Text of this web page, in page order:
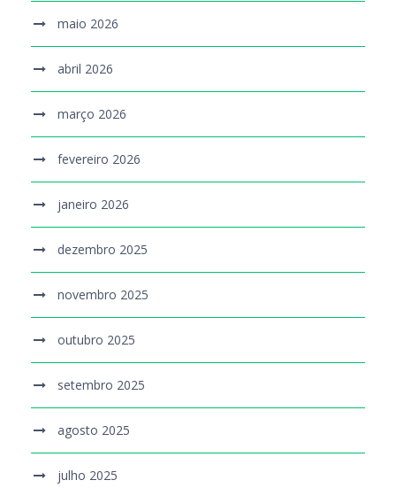
maio 2026
abril 2026
março 2026
fevereiro 2026
janeiro 2026
dezembro 2025
novembro 2025
outubro 2025
setembro 2025
agosto 2025
julho 2025